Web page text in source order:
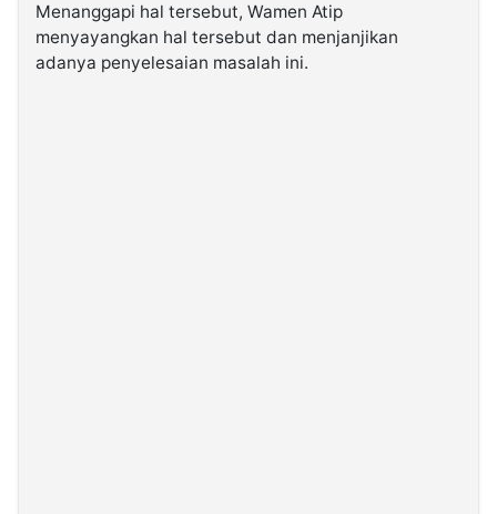
Menanggapi hal tersebut, Wamen Atip
menyayangkan hal tersebut dan menjanjikan
adanya penyelesaian masalah ini.